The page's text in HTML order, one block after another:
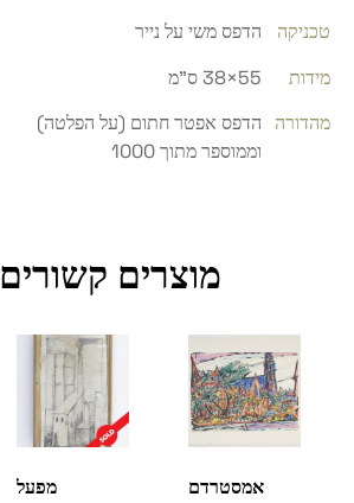
טכניקה
הדפס משי על נייר
מידות
55×38 ס"מ
מהדורה
הדפס אפטר חתום (על הפלטה)
וממוספר מתוך 1000
מוצרים קשורים
אמסטרדם מפעל